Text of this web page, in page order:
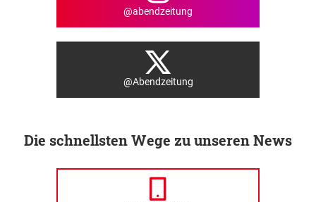
@abendzeitung
@Abendzeitung
Die schnellsten Wege zu unseren News